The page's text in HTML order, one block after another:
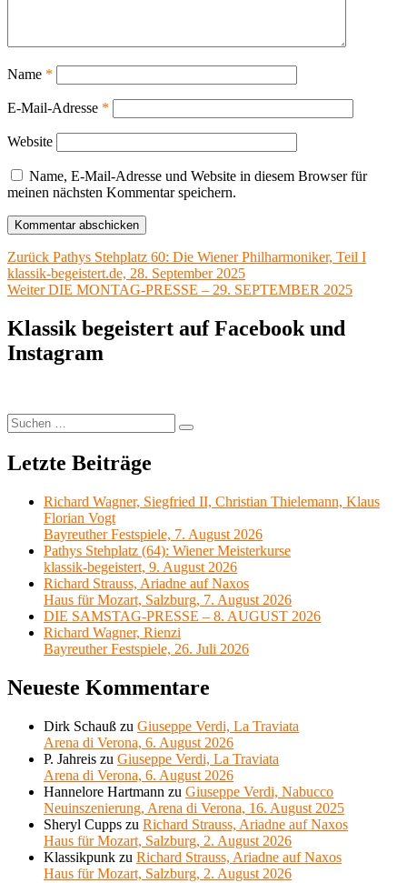
Name *
E-Mail-Adresse *
Website
Name, E-Mail-Adresse und Website in diesem Browser für
meinen nächsten Kommentar speichern.
Beitragsnavigation
Zurück Vorheriger
Beitrag:
Pathys Stehplatz 60: Die Wiener Philharmoniker, Teil I
klassik-begeistert.de, 28. September 2025
Weiter Nächster
DIE MONTAG-PRESSE – 29. SEPTEMBER 2025
Klassik begeistert auf Facebook und
Instagram
Suchen
nach:
Suchen
Letzte Beiträge
Richard Wagner, Siegfried II, Christian Thielemann, Klaus
Florian Vogt
Bayreuther Festspiele, 7. August 2026
Pathys Stehplatz (64): Wiener Meisterkurse
klassik-begeistert, 9. August 2026
Richard Strauss, Ariadne auf Naxos
Haus für Mozart, Salzburg, 7. August 2026
DIE SAMSTAG-PRESSE – 8. AUGUST 2026
Richard Wagner, Rienzi
Bayreuther Festspiele, 26. Juli 2026
Neueste Kommentare
Dirk Schauß zu Giuseppe Verdi, La Traviata
Arena di Verona, 6. August 2026
P. Jahreis zu Giuseppe Verdi, La Traviata
Arena di Verona, 6. August 2026
Hannelore Hartmann zu Giuseppe Verdi, Nabucco
Neuinszenierung, Arena di Verona, 16. August 2025
Sheryl Cupps zu Richard Strauss, Ariadne auf Naxos
Haus für Mozart, Salzburg, 2. August 2026
Klassikpunk zu Richard Strauss, Ariadne auf Naxos
Haus für Mozart, Salzburg, 2. August 2026